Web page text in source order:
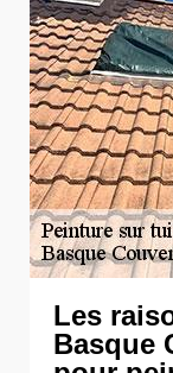
Les
Basque